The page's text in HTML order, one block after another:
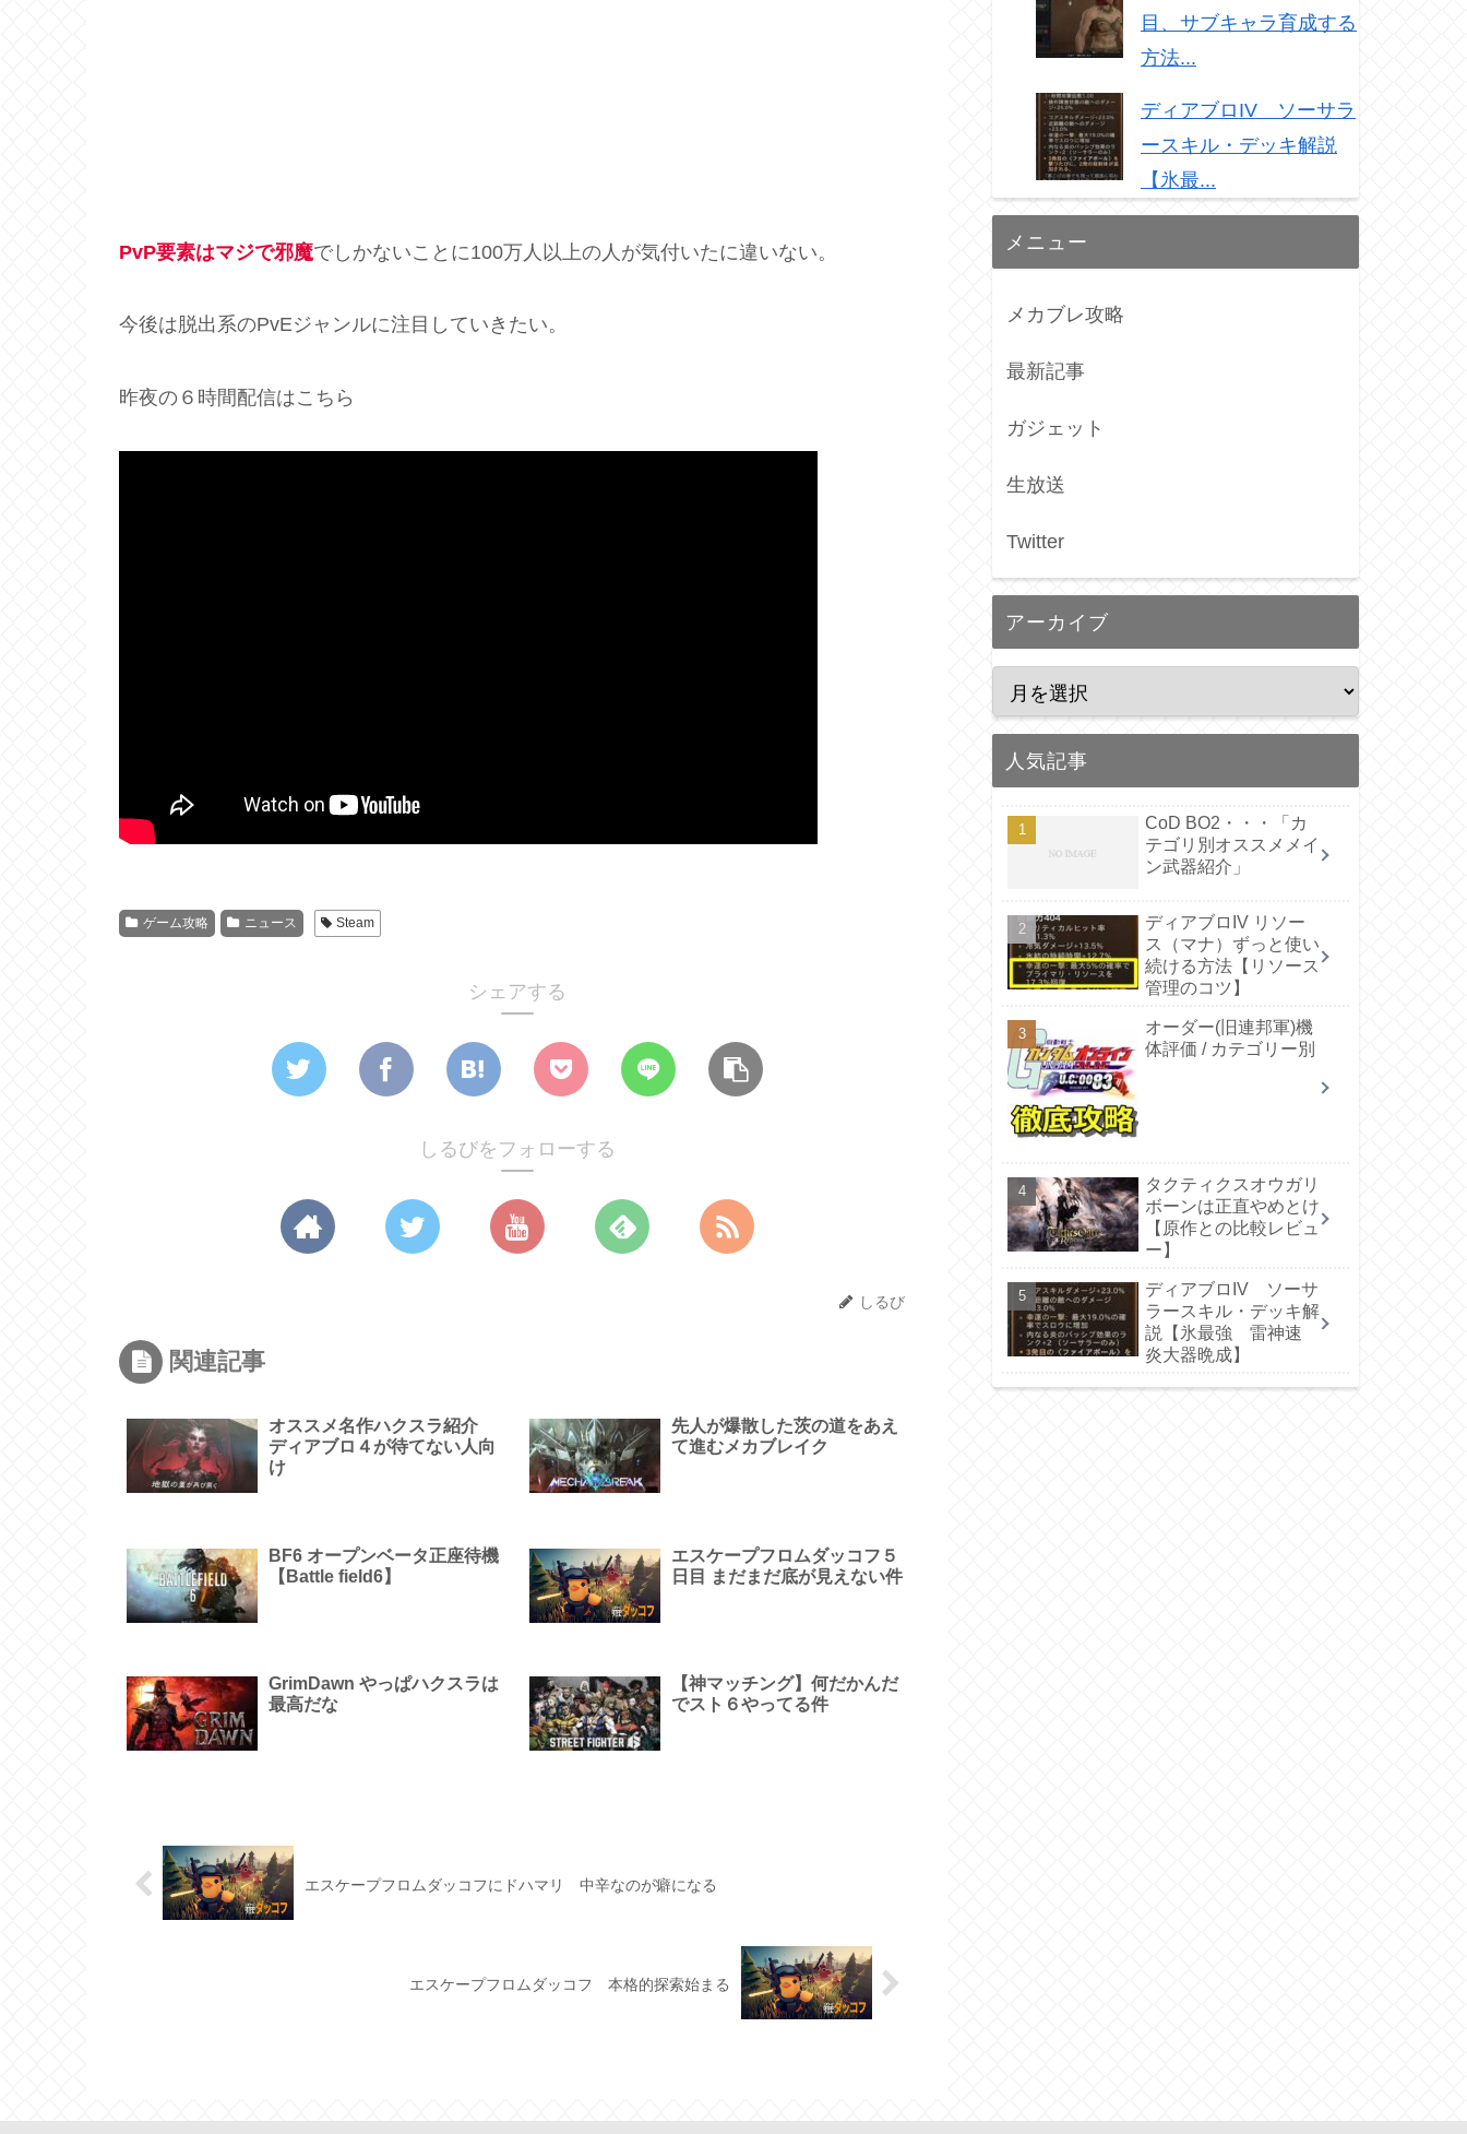
PvP要素はマジで邪魔でしかないことに100万人以上の人が気付いたに違いない。
今後は脱出系のPvEジャンルに注目していきたい。
昨夜の６時間配信はこちら
ゲーム攻略 ニュース Steam
シェアする
しるびをフォローする
しるび
関連記事
オススメ名作ハクスラ紹介
ディアブロ４が待てない人向
け
先人が爆散した茨の道をあえ
て進むメカブレイク
BF6 オープンベータ正座待機
【Battle field6】
エスケープフロムダッコフ５
日目 まだまだ底が見えない件
GrimDawn やっぱハクスラは
最高だな
【神マッチング】何だかんだ
でスト６やってる件
エスケープフロムダッコフにドハマリ 中辛なのが癖になる
エスケープフロムダッコフ 本格的探索始まる
目、サブキャラ育成する
方法...
ディアブロIV ソーサラ
ースキル・デッキ解説
【氷最...
メニュー
メカブレ攻略
最新記事
ガジェット
生放送
Twitter
アーカイブ
人気記事
CoD BO2・・・「カ
テゴリ別オススメメイ
ン武器紹介」
ディアブロIV リソー
ス（マナ）ずっと使い
続ける方法【リソース
管理のコツ】
オーダー(旧連邦軍)機
体評価 / カテゴリー別
タクティクスオウガリ
ボーンは正直やめとけ
【原作との比較レビュ
ー】
ディアブロIV ソーサ
ラースキル・デッキ解
説【氷最強 雷神速
炎大器晩成】